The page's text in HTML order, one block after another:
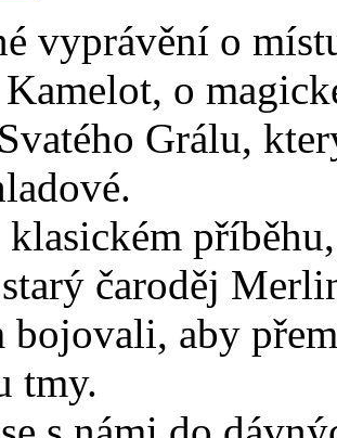
vyprávění o
o
Grálu,
čaroděj
bojovali, aby
tmy.